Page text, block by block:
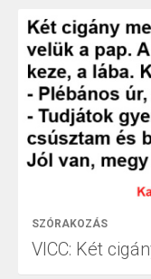
SZÓRAKOZÁS
VICC: Két